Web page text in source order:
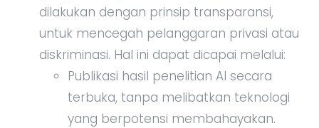
dilakukan dengan prinsip transparansi,
untuk mencegah pelanggaran privasi atau
diskriminasi. Hal ini dapat dicapai melalui:
Publikasi hasil penelitian AI secara
terbuka, tanpa melibatkan teknologi
yang berpotensi membahayakan.